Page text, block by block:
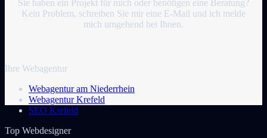
Sie haben ein Projekt für mich oder benötigen eine Beratung?
Kein Problem, schreiben Sie mir eine E-Mail und ich melde
mich umgehend bei Ihnen.
Ihre Webagentur
Webagentur am Niederrhein
Webagentur Krefeld
SEO Krefeld
Top Webdesigner